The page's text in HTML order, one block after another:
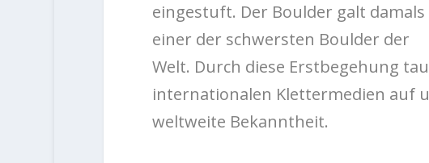
eingestuft. Der Boulder galt damals
einer der schwersten Boulder der
Welt. Durch diese Erstbegehung
internationalen Klettermedien auf
weltweite Bekanntheit.